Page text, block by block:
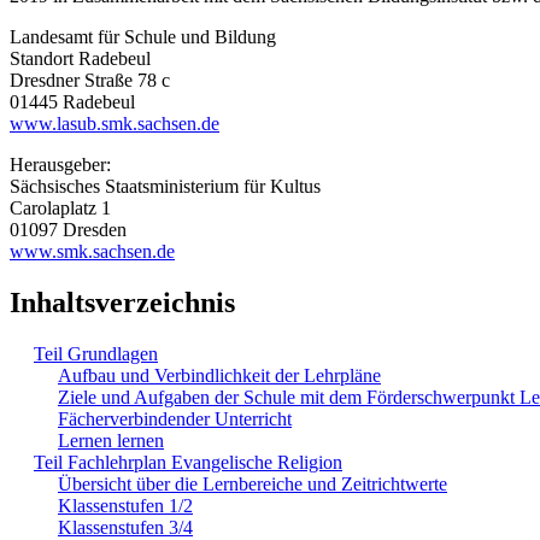
Landesamt für Schule und Bildung
Standort Radebeul
Dresdner Straße 78 c
01445 Radebeul
www.lasub.smk.sachsen.de
Herausgeber:
Sächsisches Staatsministerium für Kultus
Carolaplatz 1
01097 Dresden
www.smk.sachsen.de
Inhaltsverzeichnis
Teil Grundlagen
Aufbau und Verbindlichkeit der Lehrpläne
Ziele und Aufgaben der Schule mit dem Förderschwerpunkt
Fächerverbindender Unterricht
Lernen lernen
Teil Fachlehrplan Evangelische Religion
Übersicht über die Lernbereiche und Zeitrichtwerte
Klassenstufen 1/2
Klassenstufen 3/4